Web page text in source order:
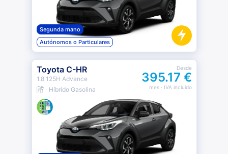
Segunda mano
Autónomos o Particulares
Toyota C-HR
1.8 125H Advance
Híbrido Gasolina
Desde
395.17 €
mes· IVA incluido